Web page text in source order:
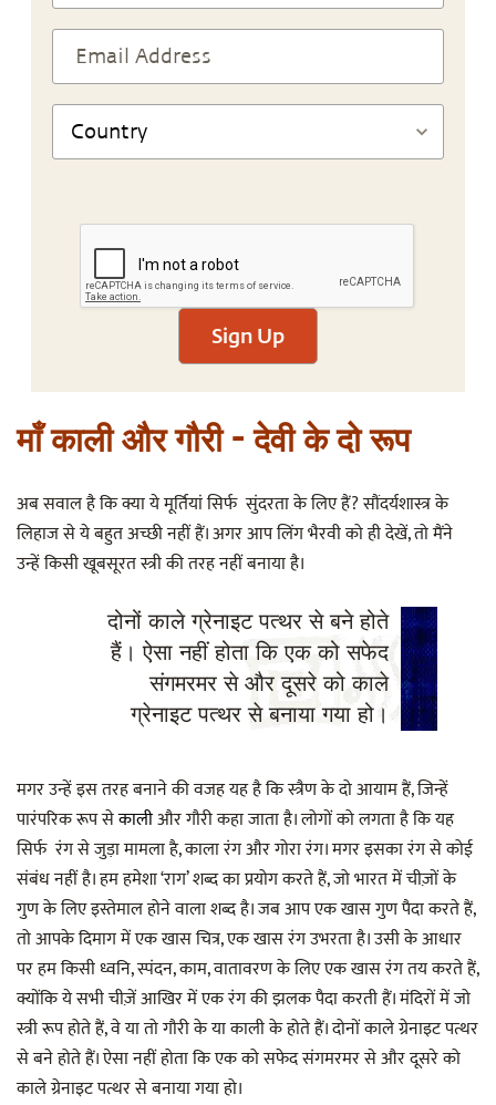
Sign Up
माँ काली और गौरी - देवी के दो रूप
अब सवाल है कि क्या ये मूर्तियां सिर्फ सुंदरता के लिए हैं? सौंदर्यशास्त्र के
लिहाज से ये बहुत अच्छी नहीं हैं। अगर आप लिंग भैरवी को ही देखें, तो मैंने
उन्हें किसी खूबसूरत स्त्री की तरह नहीं बनाया है।
दोनों काले ग्रेनाइट पत्थर से बने होते
हैं। ऐसा नहीं होता कि एक को सफेद
संगमरमर से और दूसरे को काले
ग्रेनाइट पत्थर से बनाया गया हो।
मगर उन्हें इस तरह बनाने की वजह यह है कि स्त्रैण के दो आयाम हैं, जिन्हें
पारंपरिक रूप सेकालीऔर गौरी कहा जाता है। लोगों को लगता है कि यह
सिर्फ रंग से जुड़ा मामला है, काला रंग और गोरा रंग। मगर इसका रंग से कोई
संबंध नहीं है। हम हमेशा ‘राग’ शब्द का प्रयोग करते हैं, जो भारत में चीज़ों के
गुण के लिए इस्तेमाल होने वाला शब्द है। जब आप एक खास गुण पैदा करते हैं,
तो आपके दिमाग में एक खास चित्र, एक खास रंग उभरता है। उसी के आधार
पर हम किसी ध्वनि, स्पंदन, काम, वातावरण के लिए एक खास रंग तय करते हैं,
क्योंकि ये सभी चीज़ें आखिर में एक रंग की झलक पैदा करती हैं। मंदिरों में जो
स्त्री रूप होते हैं, वे या तो गौरी के या काली के होते हैं। दोनों काले ग्रेनाइट पत्थर
से बने होते हैं। ऐसा नहीं होता कि एक को सफेद संगमरमर से और दूसरे को
काले ग्रेनाइट पत्थर से बनाया गया हो।